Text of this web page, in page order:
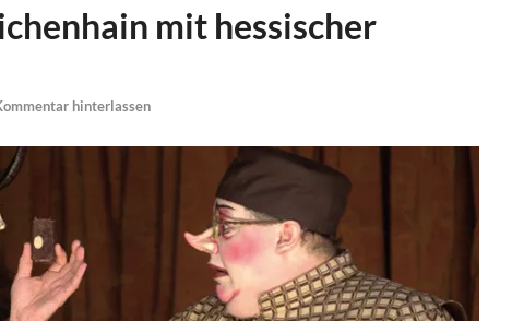
mit hessischer
hinterlassen